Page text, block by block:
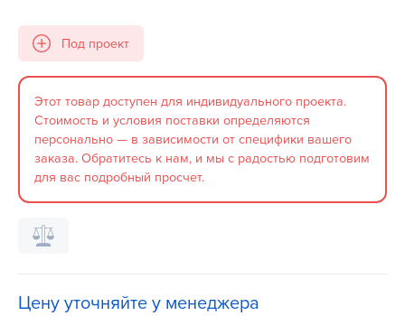
Под проект
Этот товар доступен для индивидуального проекта.
Стоимость и условия поставки определяются
персонально — в зависимости от специфики вашего
заказа. Обратитесь к нам, и мы с радостью подготовим
для вас подробный просчет.
Цену уточняйте у менеджера